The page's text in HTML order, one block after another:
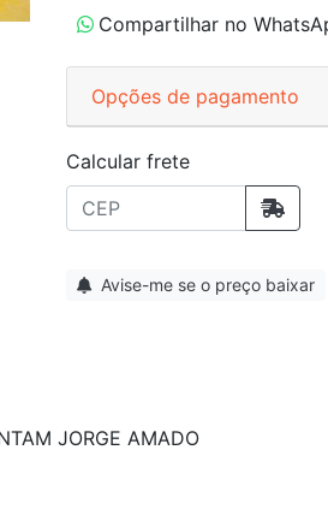
Compartilhar no
Opções de pagamento
Calcular frete
Avise-me se o preço baixar
JORGE AMADO